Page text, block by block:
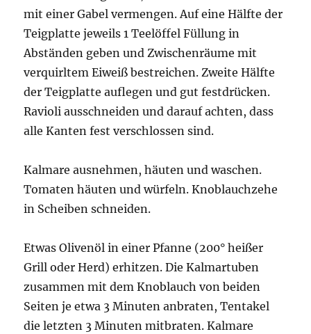
mit einer Gabel vermengen. Auf eine Hälfte der
Teigplatte jeweils 1 Teelöffel Füllung in
Abständen geben und Zwischenräume mit
verquirltem Eiweiß bestreichen. Zweite Hälfte
der Teigplatte auflegen und gut festdrücken.
Ravioli ausschneiden und darauf achten, dass
alle Kanten fest verschlossen sind.
Kalmare ausnehmen, häuten und waschen.
Tomaten häuten und würfeln. Knoblauchzehe
in Scheiben schneiden.
Etwas Olivenöl in einer Pfanne (200° heißer
Grill oder Herd) erhitzen. Die Kalmartuben
zusammen mit dem Knoblauch von beiden
Seiten je etwa 3 Minuten anbraten, Tentakel
die letzten 3 Minuten mitbraten. Kalmare